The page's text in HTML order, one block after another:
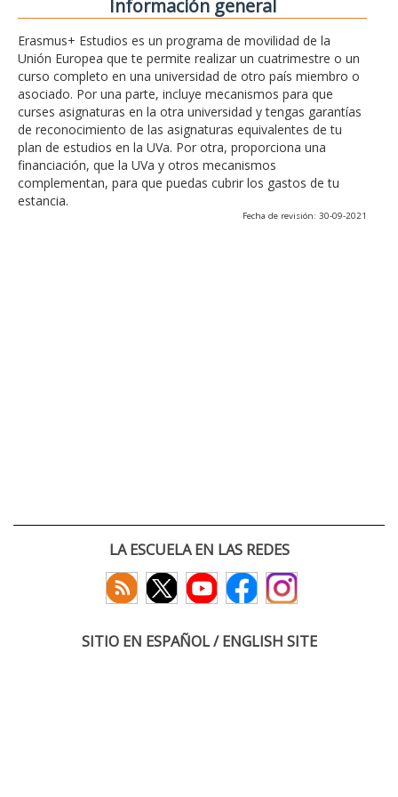
Información general
Erasmus+ Estudios es un programa de movilidad de la
Unión Europea que te permite realizar un cuatrimestre o un
curso completo en una universidad de otro país miembro o
asociado. Por una parte, incluye mecanismos para que
curses asignaturas en la otra universidad y tengas garantías
de reconocimiento de las asignaturas equivalentes de tu
plan de estudios en la UVa. Por otra, proporciona una
financiación, que la UVa y otros mecanismos
complementan, para que puedas cubrir los gastos de tu
estancia.
Fecha de revisión: 30-09-2021
LA ESCUELA EN LAS REDES
SITIO EN ESPAÑOL / ENGLISH SITE